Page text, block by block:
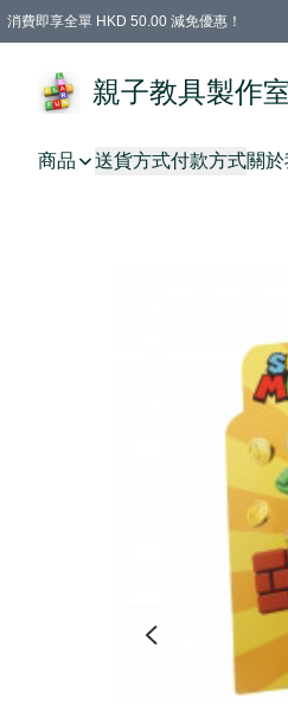
消費即享全單 HKD 50.00 減免優惠！
親子教具製作
商品 送貨方式付款方式關於